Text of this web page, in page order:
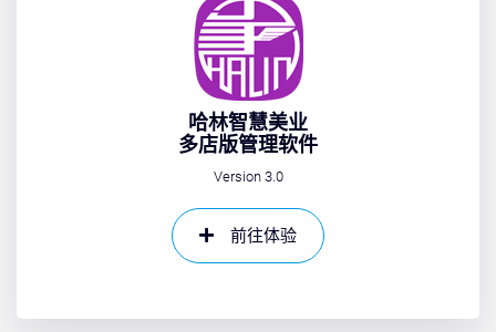
哈林智慧美业
多店版管理软件
Version 3.0
前往体验